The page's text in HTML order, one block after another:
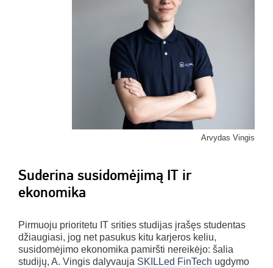
Arvydas Vingis
Suderina susidomėjimą IT ir
ekonomika
Pirmuoju prioritetu IT srities studijas įrašęs studentas
džiaugiasi, jog net pasukus kitu karjeros keliu,
susidomėjimo ekonomika pamiršti nereikėjo: šalia
studijų, A. Vingis dalyvauja SKILLed FinTech ugdymo